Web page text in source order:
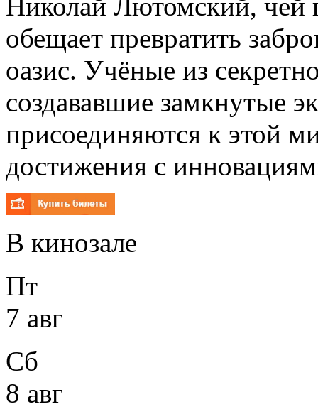
обещает превратить
оазис. Учёные из
создававшие замкнутые
присоединяются к этой
достижения с
В кинозале
Пт
7 авг
Сб
8 авг